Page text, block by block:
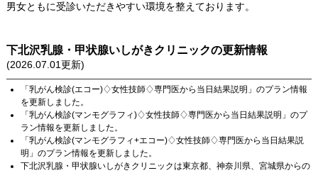
男女ともに受診いただきやすい環境を整えております。
下北沢乳腺・甲状腺いしがきクリニックの更新情報
(2026.07.01更新)
「 乳がん検診(エコー)♢女性技師♢専門医から当日結果説明 」のプラン情報
を更新しました。
「 乳がん検診(マンモグラフィ)♢女性技師♢専門医から当日結果説明 」のプ
ラン情報を更新しました。
「 乳がん検診(マンモグラフィ+エコー)♢女性技師♢専門医から当日結果説
明 」のプラン情報を更新しました。
下北沢乳腺・甲状腺いしがきクリニックは東京都、 神奈川県、 宮城県からの